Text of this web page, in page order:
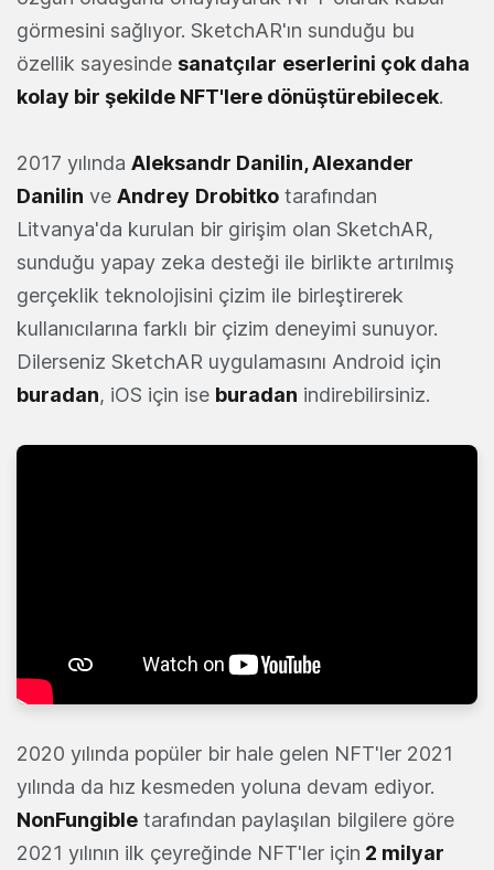
görmesini sağlıyor. SketchAR'ın sunduğu bu
özellik sayesinde sanatçılar eserlerini çok daha
kolay bir şekilde NFT'lere dönüştürebilecek.
2017 yılında Aleksandr Danilin, Alexander
Danilin ve Andrey Drobitko tarafından
Litvanya'da kurulan bir girişim olan SketchAR,
sunduğu yapay zeka desteği ile birlikte artırılmış
gerçeklik teknolojisini çizim ile birleştirerek
kullanıcılarına farklı bir çizim deneyimi sunuyor.
Dilerseniz SketchAR uygulamasını Android için
buradan, iOS için ise buradan indirebilirsiniz.
2020 yılında popüler bir hale gelen NFT'ler 2021
yılında da hız kesmeden yoluna devam ediyor.
NonFungible tarafından paylaşılan bilgilere göre
2021 yılının ilk çeyreğinde NFT'ler için 2 milyar